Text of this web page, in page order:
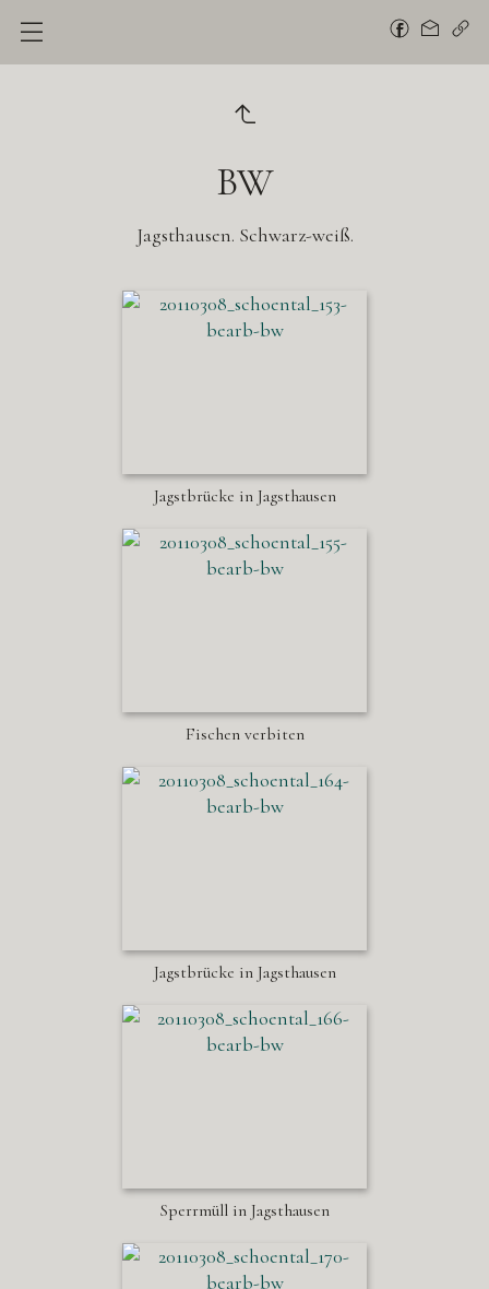
BW
Jagsthausen. Schwarz-weiß.
Jagstbrücke in Jagsthausen
Fischen verbiten
Jagstbrücke in Jagsthausen
Sperrmüll in Jagsthausen